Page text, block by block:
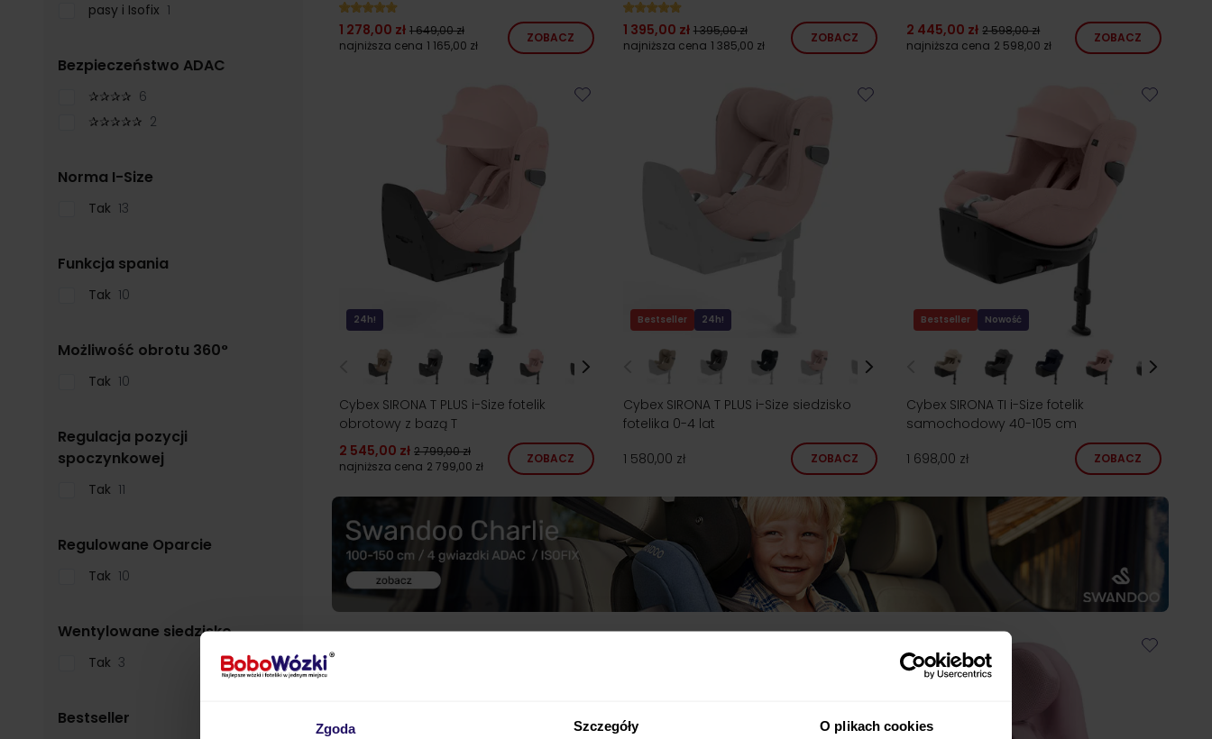
Zgoda Szczegóły O plikach cookies
pasy i Isofix 1
Bezpieczeństwo ADAC
✰✰✰✰ 6
✰✰✰✰✰ 2
Norma I-Size
Tak 13
Funkcja spania
Tak 10
Możliwość obrotu 360°
Tak 10
Regulacja pozycji
spoczynkowej
Tak 11
Regulowane Oparcie
Tak 10
Wentylowane siedziskofilter
Tak 3
Bestseller
1 278,00 zł 1 649,00 zł
najniższa cena 1 165,00 zł
ZOBACZ 1 395,00 zł 1 395,00 zł
najniższa cena 1 385,00 zł
ZOBACZ 2 445,00 zł 2 598,00 zł
najniższa cena 2 598,00 zł
ZOBACZ
24h!
Cybex SIRONA T PLUS i-Size fotelik
obrotowy z bazą T
2 545,00 zł 2 799,00 zł
najniższa cena 2 799,00 zł
ZOBACZ
Bestseller 24h!
Cybex SIRONA T PLUS i-Size siedzisko
fotelika 0-4 lat
1 580,00 zł
ZOBACZ
Bestseller Nowość
Cybex SIRONA TI i-Size fotelik
samochodowy 40-105 cm
1 698,00 zł
ZOBACZ